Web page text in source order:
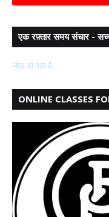
एक रफ़्तार समय संचार -
लोड हो रहा है. . .
ONLINE CLASSES